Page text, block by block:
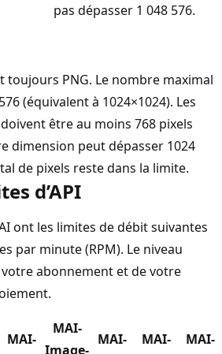
pas dépasser 1 048 576.
toujours PNG. Le nombre maximal
(équivalent à 1024×1024). Les
doivent être au moins 768 pixels
dimension peut dépasser 1024
de pixels reste dans la limite.
d’API
ont les limites de débit suivantes
par minute (RPM). Le niveau
abonnement et de votre
MAI-
MAI-
Image-
MAI-
MAI-
MAI-